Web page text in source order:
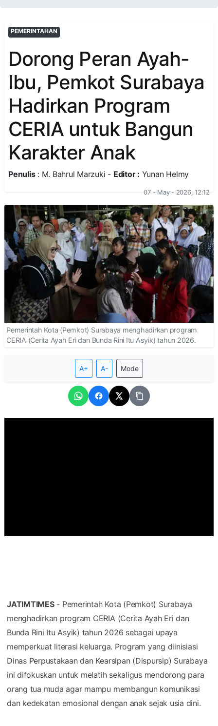
PEMERINTAHAN
Dorong Peran Ayah-
Ibu, Pemkot Surabaya
Hadirkan Program
CERIA untuk Bangun
Karakter Anak
Penulis: M. Bahrul Marzuki - Editor : Yunan Helmy
07 - May - 2026, 12:12
Pemerintah Kota (Pemkot) Surabaya menghadirkan program
CERIA (Cerita Ayah Eri dan Bunda Rini Itu Asyik) tahun 2026.
A+ A- Mode
JATIMTIMES- Pemerintah Kota (Pemkot) Surabaya
menghadirkan program CERIA (Cerita Ayah Eri dan
Bunda Rini Itu Asyik) tahun 2026 sebagai upaya
memperkuat literasi keluarga. Program yang diinisiasi
Dinas Perpustakaan dan Kearsipan (Dispursip) Surabaya
ini difokuskan untuk melatih sekaligus mendorong para
orang tua muda agar mampu membangun komunikasi
dan kedekatan emosional dengan anak sejak usia dini.